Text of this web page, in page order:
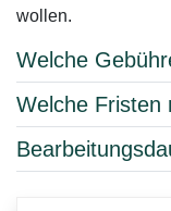
wollen.
Welche
Welche Fristen